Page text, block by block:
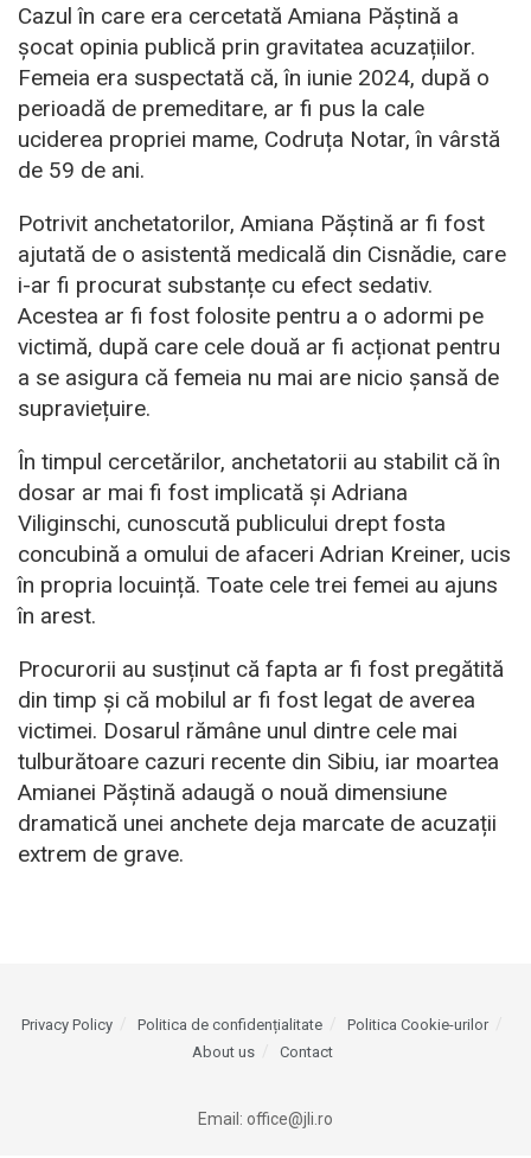
Cazul în care era cercetată Amiana Păștină a
șocat opinia publică prin gravitatea acuzațiilor.
Femeia era suspectată că, în iunie 2024, după o
perioadă de premeditare, ar fi pus la cale
uciderea propriei mame, Codruța Notar, în vârstă
de 59 de ani.
Potrivit anchetatorilor, Amiana Păștină ar fi fost
ajutată de o asistentă medicală din Cisnădie, care
i-ar fi procurat substanțe cu efect sedativ.
Acestea ar fi fost folosite pentru a o adormi pe
victimă, după care cele două ar fi acționat pentru
a se asigura că femeia nu mai are nicio șansă de
supraviețuire.
În timpul cercetărilor, anchetatorii au stabilit că în
dosar ar mai fi fost implicată și Adriana
Viliginschi, cunoscută publicului drept fosta
concubină a omului de afaceri Adrian Kreiner, ucis
în propria locuință. Toate cele trei femei au ajuns
în arest.
Procurorii au susținut că fapta ar fi fost pregătită
din timp și că mobilul ar fi fost legat de averea
victimei. Dosarul rămâne unul dintre cele mai
tulburătoare cazuri recente din Sibiu, iar moartea
Amianei Păștină adaugă o nouă dimensiune
dramatică unei anchete deja marcate de acuzații
extrem de grave.
Privacy Policy Politica de confidențialitate
Politica Cookie-urilor
About us
Contact
Email: office@jli.ro